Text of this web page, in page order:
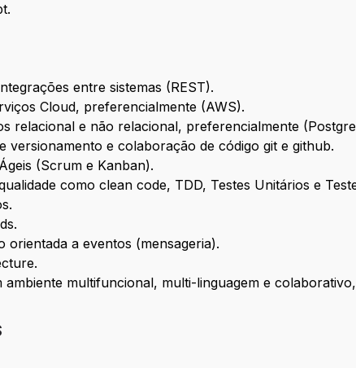
entre sistemas (REST).
Cloud, preferencialmente (AWS).
relacional e não relacional, preferencialmente
versionamento e colaboração de código git e github.
(Scrum e Kanban).
como clean code, TDD, Testes Unitários e
orientada a eventos (mensageria).
ambiente multifuncional, multi-linguagem e